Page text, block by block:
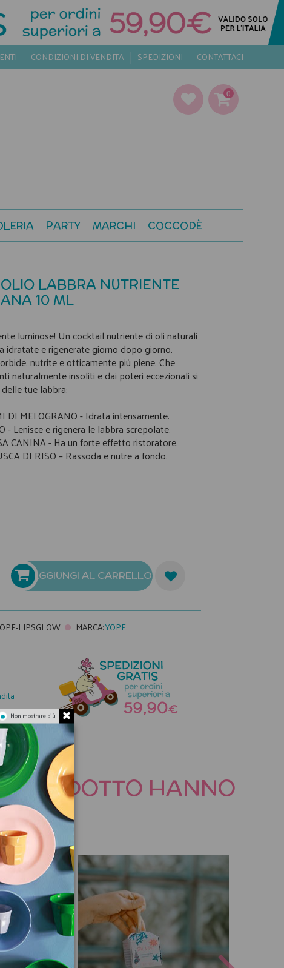
CONDIZIONI DI VENDITA SPEDIZIONI CONTATTACI
0
PARTY MARCHI COCCODÈ
LABBRA NUTRIENTE
10 ML
luminose! Un cocktail nutriente di oli naturali
idratate e rigenerate giorno dopo giorno.
nutrite e otticamente più piene. Che
naturalmente insoliti e dai poteri eccezionali si
tue labbra:
DI MELOGRANO - Idrata intensamente.
- Lenisce e rigenera le labbra screpolate.
CANINA - Ha un forte effetto ristoratore.
DI RISO – Rassoda e nutre a fondo.
AGGIUNGI AL CARRELLO
LIPSGLOW MARCA:YOPE
PRODOTTO HANNO
Non mostrare più